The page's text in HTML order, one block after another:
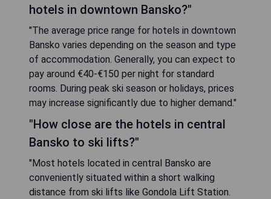
hotels in downtown Bansko?"
"The average price range for hotels in downtown
Bansko varies depending on the season and type
of accommodation. Generally, you can expect to
pay around €40-€150 per night for standard
rooms. During peak ski season or holidays, prices
may increase significantly due to higher demand."
"How close are the hotels in central
Bansko to ski lifts?"
"Most hotels located in central Bansko are
conveniently situated within a short walking
distance from ski lifts like Gondola Lift Station.